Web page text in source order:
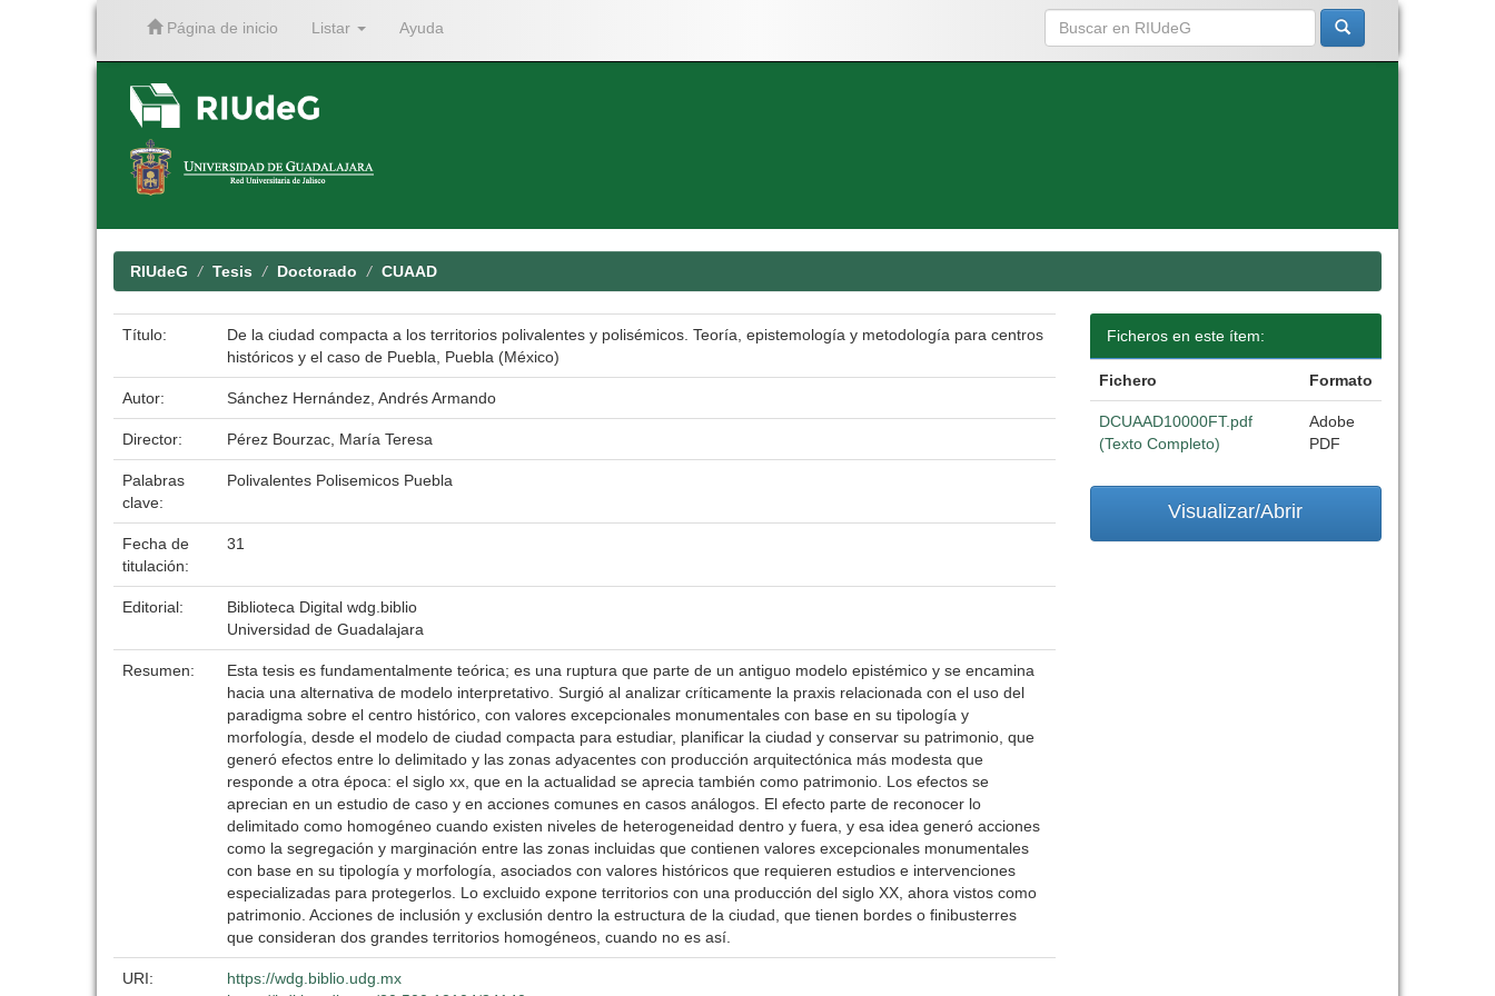
Página de inicio Listar Ayuda
RIUdeG Tesis Doctorado CUAAD
Título:
De la ciudad compacta a los territorios polivalentes y polisémicos. Teoría, epistemología y metodología para centros
históricos y el caso de Puebla, Puebla (México)
Autor: Sánchez Hernández, Andrés Armando
Director: Pérez Bourzac, María Teresa
Palabras
clave:
Polivalentes Polisemicos Puebla
Fecha de
titulación:
31
Editorial:
Biblioteca Digital wdg.biblio
Universidad de Guadalajara
Resumen:
Esta tesis es fundamentalmente teórica; es una ruptura que parte de un antiguo modelo epistémico y se encamina
hacia una alternativa de modelo interpretativo. Surgió al analizar críticamente la praxis relacionada con el uso del
paradigma sobre el centro histórico, con valores excepcionales monumentales con base en su tipología y
morfología, desde el modelo de ciudad compacta para estudiar, planificar la ciudad y conservar su patrimonio, que
generó efectos entre lo delimitado y las zonas adyacentes con producción arquitectónica más modesta que
responde a otra época: el siglo xx, que en la actualidad se aprecia también como patrimonio. Los efectos se
aprecian en un estudio de caso y en acciones comunes en casos análogos. El efecto parte de reconocer lo
delimitado como homogéneo cuando existen niveles de heterogeneidad dentro y fuera, y esa idea generó acciones
como la segregación y marginación entre las zonas incluidas que contienen valores excepcionales monumentales
con base en su tipología y morfología, asociados con valores históricos que requieren estudios e intervenciones
especializadas para protegerlos. Lo excluido expone territorios con una producción del siglo XX, ahora vistos como
patrimonio. Acciones de inclusión y exclusión dentro la estructura de la ciudad, que tienen bordes o finibusterres
que consideran dos grandes territorios homogéneos, cuando no es así.
URI:
https://wdg.biblio.udg.mx
Ficheros en este ítem:
Fichero Formato
DCUAAD10000FT.pdf
(Texto Completo)
Adobe
PDF
Visualizar/Abrir